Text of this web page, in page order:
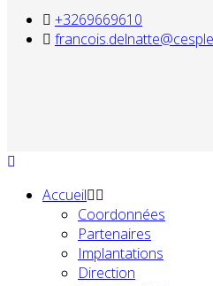
+3269669610
Accueil
Coordonnées
Partenaires
Implantations
Direction